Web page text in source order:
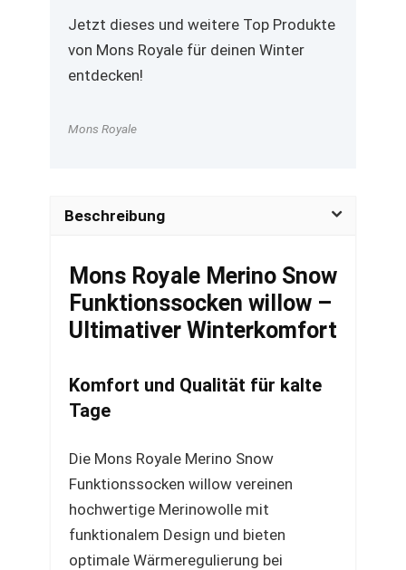
Jetzt dieses und weitere Top Produkte
von Mons Royale für deinen Winter
entdecken!
Mons Royale
Beschreibung
Mons Royale Merino Snow
Funktionssocken willow –
Ultimativer Winterkomfort
Komfort und Qualität für kalte
Tage
Die Mons Royale Merino Snow
Funktionssocken willow vereinen
hochwertige Merinowolle mit
funktionalem Design und bieten
optimale Wärmeregulierung bei